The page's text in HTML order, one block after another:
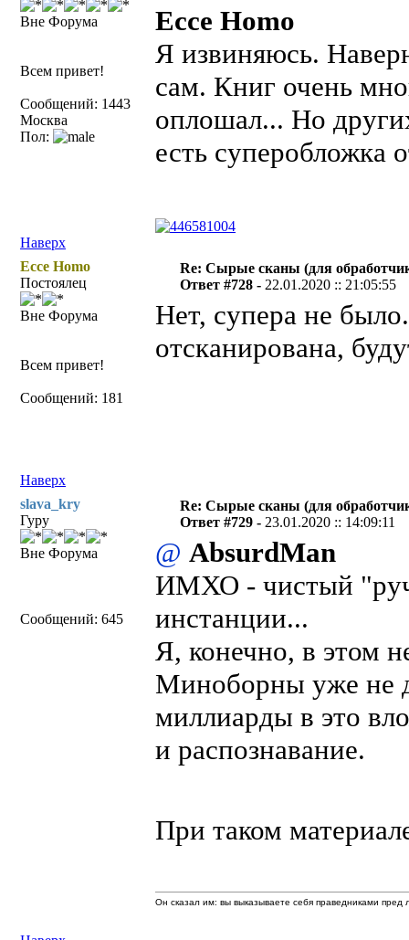
Вне Форума
Всем привет!
Сообщений: 1443
Москва
Пол:
Ecce Homo
Я извиняюсь.
сам. Книг очень
оплошал... Но
есть суперобложка
Наверх
Ecce Homo
Постоялец
Вне Форума
Всем привет!
Сообщений: 181
Re: Сырые сканы (для
Ответ #728 - 22.01.2020 :: 21:05:55
Нет, супера не
отсканирована,
Наверх
slava_kry
Гуру
Вне Форума
Сообщений: 645
Re: Сырые сканы (для
Ответ #729 - 23.01.2020 :: 14:09:11
@ AbsurdMan
ИМХО - чистый
инстанции...
Я, конечно, в этом
Миноборны уже не
миллиарды в это
и распознавание.
При таком
Он сказал им: вы выказываете себя праведниками